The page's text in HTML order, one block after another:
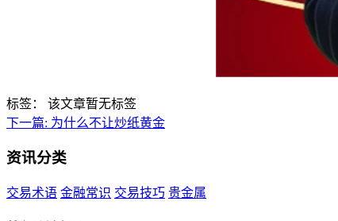
标签：
该文章暂无标签
下一篇: 为什么不让炒纸黄金
资讯分类
交易术语 金融常识 交易技巧 贵金属